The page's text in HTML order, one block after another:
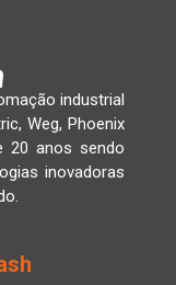
industrial
Weg, Phoenix
20 anos sendo
inovadoras